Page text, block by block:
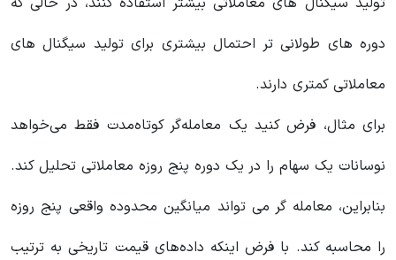
دوره های طولانی تر احتمال بیشتری برای تولید سیگنال های
معاملاتی کمتری دارند.
برای مثال، فرض کنید یک معامله‌گر کوتاه‌مدت فقط می‌خواهد
نوسانات یک سهام را در یک دوره پنج روزه معاملاتی تحلیل کند.
بنابراین، معامله گر می تواند میانگین محدوده واقعی پنج روزه
را محاسبه کند. با فرض اینکه داده‌های قیمت تاریخی به ترتیب